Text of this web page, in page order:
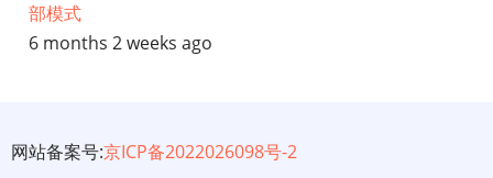
部模式
6 months 2 weeks ago
网站备案号:京ICP备2022026098号-2